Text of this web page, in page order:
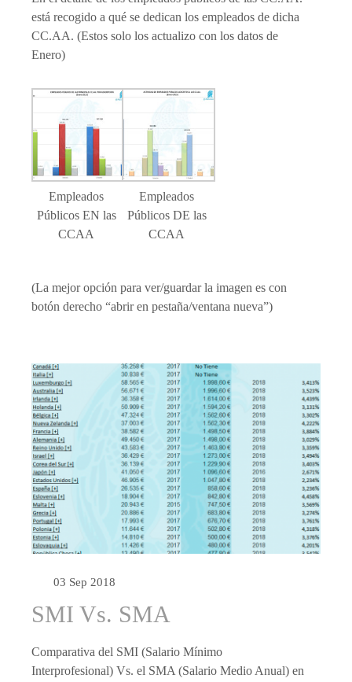
está recogido a qué se dedican los empleados de dicha
CC.AA. (Estos solo los actualizo con los datos de
Enero)
Empleados
Públicos EN las
CCAA
Empleados
Públicos DE las
CCAA
(La mejor opción para ver/guardar la imagen es con
botón derecho “abrir en pestaña/ventana nueva”)
03 Sep 2018
SMI Vs. SMA
Comparativa del SMI (Salario Mínimo
Interprofesional) Vs. el SMA (Salario Medio Anual) en